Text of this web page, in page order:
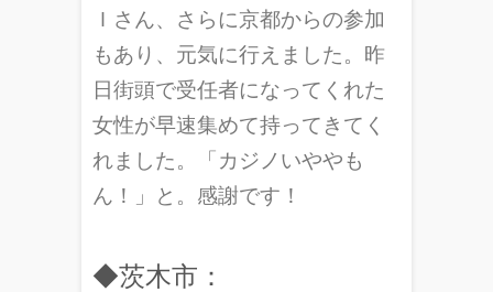
Ｉさん、さらに京都からの参加
もあり、元気に行えました。昨
日街頭で受任者になってくれた
女性が早速集めて持ってきてく
れました。「カジノいややも
ん！」と。感謝です！
◆茨木市：